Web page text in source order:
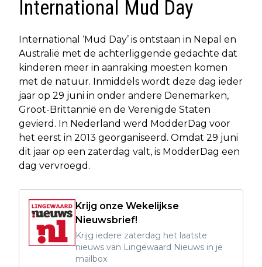
International Mud Day
International ‘Mud Day’ is ontstaan in Nepal en
Australië met de achterliggende gedachte dat
kinderen meer in aanraking moesten komen
met de natuur. Inmiddels wordt deze dag ieder
jaar op 29 juni in onder andere Denemarken,
Groot-Brittannië en de Verenigde Staten
gevierd. In Nederland werd ModderDag voor
het eerst in 2013 georganiseerd. Omdat 29 juni
dit jaar op een zaterdag valt, is ModderDag een
dag vervroegd.
Krijg onze Wekelijkse
Nieuwsbrief!
Krijg iedere zaterdag het laatste
nieuws van Lingewaard Nieuws in je
mailbox